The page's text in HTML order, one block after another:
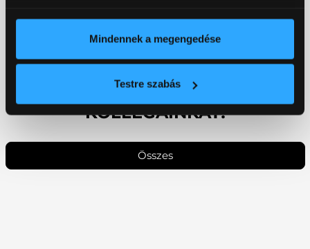
Mindennek a megengedése
Testre szabás
TOVÁBBI INFORMÁCIÓKÉRT
KERESSE SZERVIZES
KOLLÉGÁINKAT!
Összes